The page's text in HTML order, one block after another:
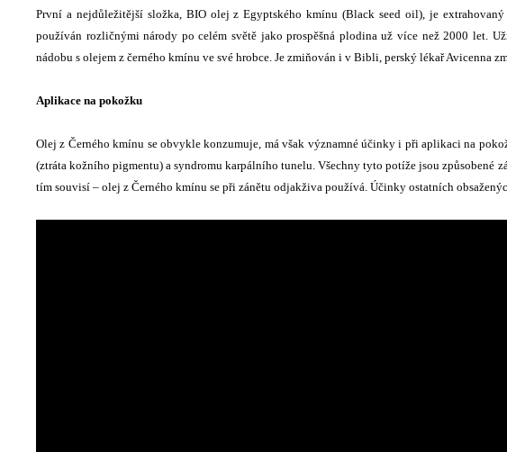
První a nejdůležitější složka, BIO olej z Egyptského kmínu (Black seed oil), je
používán rozličnými národy po celém světě jako prospěšná plodina už více než 2000 let.
nádobu s olejem z černého kmínu ve své hrobce. Je zmiňován i v Bibli, perský lékař Avicenna
Aplikace na pokožku
Olej z Černého kmínu se obvykle konzumuje, má však významné účinky i při aplikaci na
(ztráta kožního pigmentu) a syndromu karpálního tunelu. Všechny tyto potíže jsou způsobené
tím souvisí – olej z Černého kmínu se při zánětu odjakživa používá. Účinky ostatních